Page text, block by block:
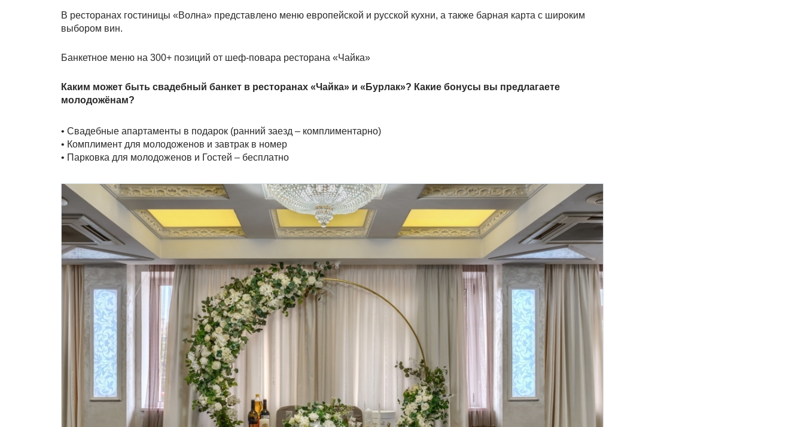
В ресторанах гостиницы «Волна» представлено меню европейской и русской кухни, а также барная карта с широким
выбором вин.
Банкетное меню на 300+ позиций от шеф-повара ресторана «Чайка»
Каким может быть свадебный банкет в ресторанах «Чайка» и «Бурлак»? Какие бонусы вы предлагаете
молодожёнам?
• Свадебные апартаменты в подарок (ранний заезд – комплиментарно)
• Комплимент для молодоженов и завтрак в номер
• Парковка для молодоженов и Гостей – бесплатно